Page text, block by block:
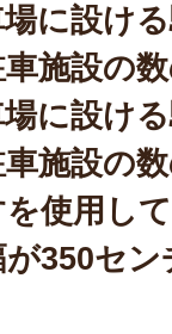
場に設け
施設の
場に設け
施設の
使用し
が350セ